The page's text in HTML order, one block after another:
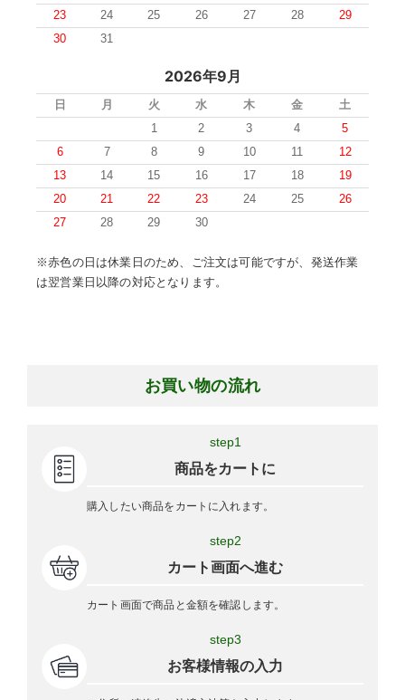
23
24 25 26 27 28
29
30
31
2026年9月
日 月 火 水 木 金
土
1
2 3 4
5
6
7 8 9 10 11
12
13
14 15 16 17 18
19
20
21 22 23 24 25
26
27
28 29 30
※赤色の日は休業日のため、ご注文は可能ですが、発送作業
は翌営業日以降の対応となります。
お買い物の流れ
step1
商品をカートに
購入したい商品をカートに入れます。
step2
カート画面へ進む
カート画面で商品と金額を確認します。
step3
お客様情報の入力